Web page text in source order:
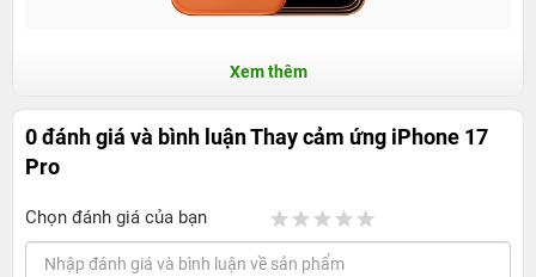
Địa chỉ thay cảm ứng iPhone 17 Pro uy tín tại
1. Giá cả và thời gian sửa chữa tại 24hStore
Hiện tại,
biết thêm chi tiết về chi phí và các chương trình ưu đãi
hiện hành, quý khách vui lòng liên hệ qua
Xem thêm
0 đánh giá và bình luậnThay cảm ứng iPhone 17
Pro
Chọn đánh giá của bạn